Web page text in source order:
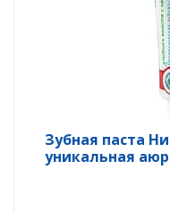
Зубная паста
уникальная